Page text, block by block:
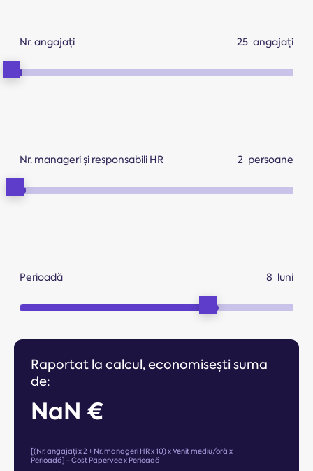
Nr. angajați angajați
Nr. manageri și responsabili HR persoane
Perioadă luni
Raportat la calcul, economisești suma
de:
NaN €
[(Nr. angajați x 2 + Nr. manageri HR x 10) x Venit mediu/oră x
Perioadă] - Cost Papervee x Perioadă